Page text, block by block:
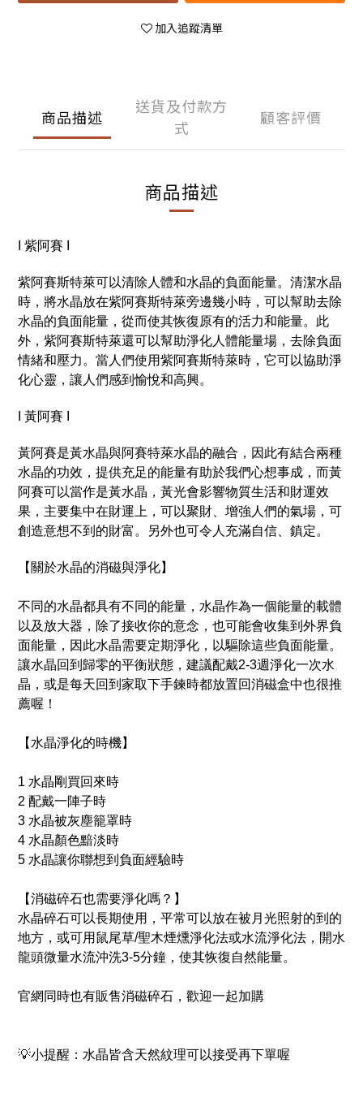
加入追蹤清單
商品描述
送貨及付款方
式
顧客評價
商品描述
I 紫阿賽 I
紫阿賽斯特萊可以清除人體和水晶的負面能量。清潔水晶
時，將水晶放在紫阿賽斯特萊旁邊幾小時，可以幫助去除
水晶的負面能量，從而使其恢復原有的活力和能量。此
外，紫阿賽斯特萊還可以幫助淨化人體能量場，去除負面
情緒和壓力。當人們使用紫阿賽斯特萊時，它可以協助淨
化心靈，讓人們感到愉悅和高興。
I 黃阿賽 I
黃阿賽是黃水晶與阿賽特萊水晶的融合，因此有結合兩種
水晶的功效，提供充足的能量有助於我們心想事成，而黃
阿賽可以當作是黃水晶，黃光會影響物質生活和財運效
果，主要集中在財運上，可以聚財、增強人們的氣場，可
創造意想不到的財富。另外也可令人充滿自信、鎮定。
【關於水晶的消磁與淨化】
不同的水晶都具有不同的能量，水晶作為一個能量的載體
以及放大器，除了接收你的意念，也可能會收集到外界負
面能量，因此水晶需要定期淨化，以驅除這些負面能量。
讓水晶回到歸零的平衡狀態，建議配戴2-3週淨化一次水
晶，或是每天回到家取下手鍊時都放置回消磁盒中也很推
薦喔！
【水晶淨化的時機】
1 水晶剛買回來時
2 配戴一陣子時
3 水晶被灰塵籠罩時
4 水晶顏色黯淡時
5 水晶讓你聯想到負面經驗時
【消磁碎石也需要淨化嗎？】
水晶碎石可以長期使用，平常可以放在被月光照射的到的
地方，或可用鼠尾草/聖木煙燻淨化法或水流淨化法，開水
龍頭微量水流沖洗3-5分鐘，使其恢復自然能量。
官網同時也有販售消磁碎石，歡迎一起加購
💡小提醒：水晶皆含天然紋理可以接受再下單喔